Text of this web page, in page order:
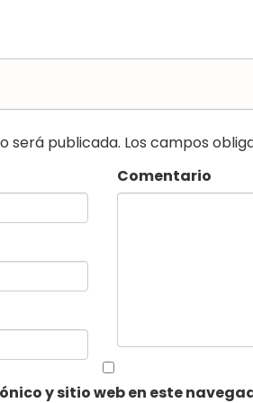
será publicada. Los campos
Comentario
y sitio web en este